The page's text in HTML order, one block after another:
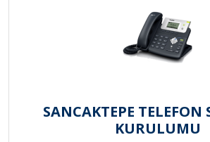
SANCAKTEPE TELEFON
KURULUMU